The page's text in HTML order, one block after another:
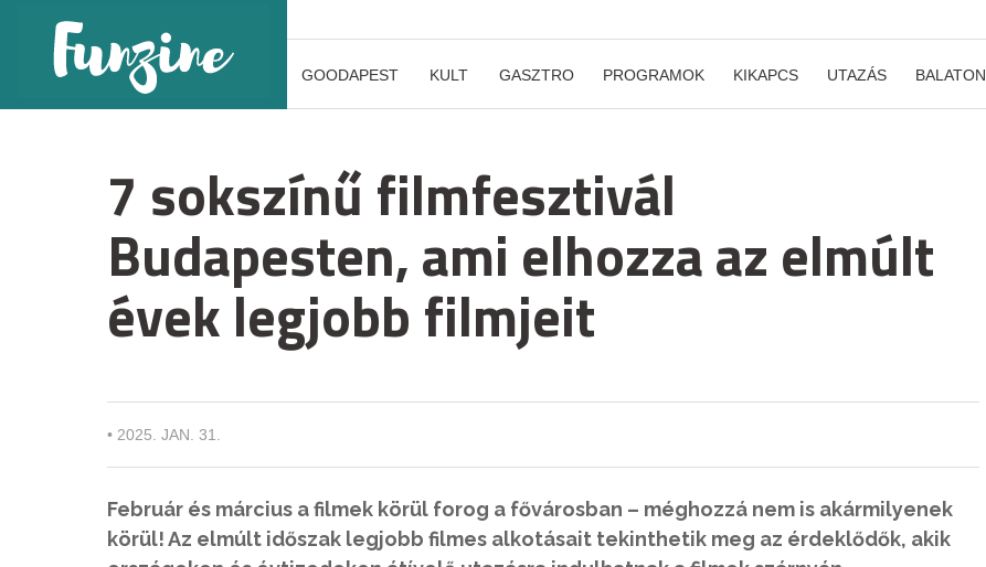
GOODAPEST KULT GASZTRO PROGRAMOK KIKAPCS UTAZÁS BALATON
7 sokszínű filmfesztivál
Budapesten, ami elhozza az elmúlt
évek legjobb filmjeit
• 2025. JAN. 31.
Február és március a filmek körül forog a fővárosban – méghozzá nem is akármilyenek
körül! Az elmúlt időszak legjobb filmes alkotásait tekinthetik meg az érdeklődők, akik